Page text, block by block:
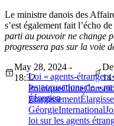
Le ministre danois des
s’est également fait l’écho
parti au pouvoir ne change
progressera pas sur la voie
Loi « agents-
les accusations de «
géorgien
May 28, 2024 -
18:32
PolitiqueChine
Élargissement
GéorgieInternational
loi sur les agents